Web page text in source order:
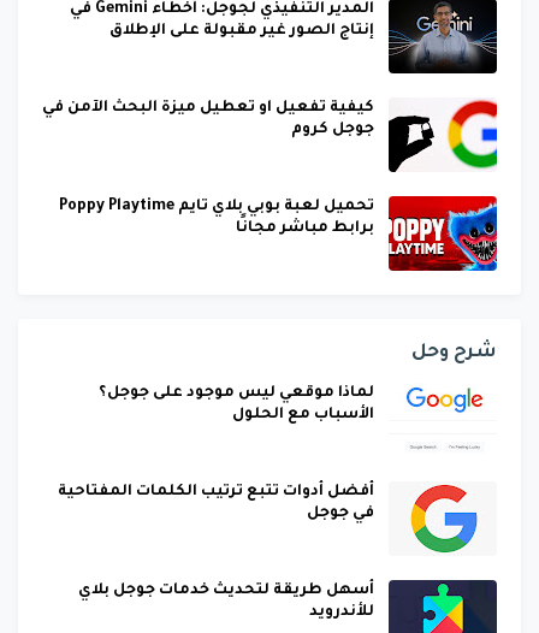
المدير التنفيذي لجوجل: أخطاء Gemini في
إنتاج الصور غير مقبولة على الإطلاق
كيفية تفعيل او تعطيل ميزة البحث الآمن في
جوجل كروم
تحميل لعبة بوبي بلاي تايم Poppy Playtime
برابط مباشر مجانًا
شرح وحل
لماذا موقعي ليس موجود على جوجل؟
الأسباب مع الحلول
أفضل أدوات تتبع ترتيب الكلمات المفتاحية
في جوجل
أسهل طريقة لتحديث خدمات جوجل بلاي
للأندرويد